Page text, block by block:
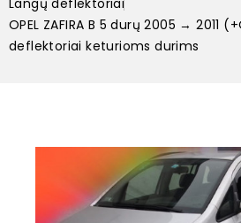
OPEL ZAFIRA B 5 durų 2005 → 2011
deflektoriai keturioms durims